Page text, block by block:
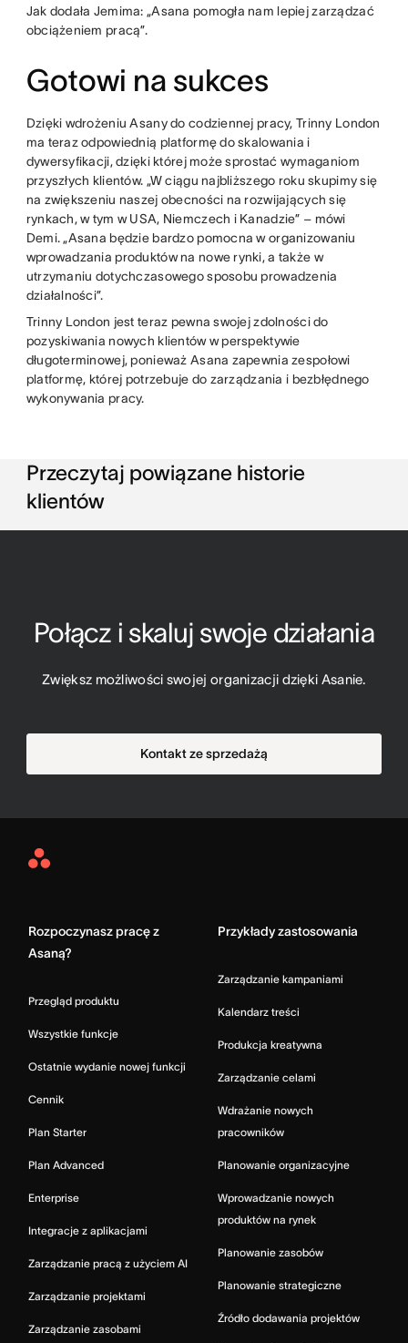
Jak dodała Jemima: „Asana pomogła nam lepiej zarządzać
obciążeniem pracą”.
Gotowi na sukces
Dzięki wdrożeniu Asany do codziennej pracy, Trinny London
ma teraz odpowiednią platformę do skalowania i
dywersyfikacji, dzięki której może sprostać wymaganiom
przyszłych klientów. „W ciągu najbliższego roku skupimy się
na zwiększeniu naszej obecności na rozwijających się
rynkach, w tym w USA, Niemczech i Kanadzie” – mówi
Demi. „Asana będzie bardzo pomocna w organizowaniu
wprowadzania produktów na nowe rynki, a także w
utrzymaniu dotychczasowego sposobu prowadzenia
działalności”.
Trinny London jest teraz pewna swojej zdolności do
pozyskiwania nowych klientów w perspektywie
długoterminowej, ponieważ Asana zapewnia zespołowi
platformę, której potrzebuje do zarządzania i bezbłędnego
wykonywania pracy.
Przeczytaj powiązane historie
klientów
Połącz i skaluj swoje działania
Zwiększ możliwości swojej organizacji dzięki Asanie.
Kontakt ze sprzedażą
Asana
Rozpoczynasz pracę z
Asaną?
Przegląd produktu
Wszystkie funkcje
Ostatnie wydanie nowej funkcji
Cennik
Plan Starter
Plan Advanced
Enterprise
Integracje z aplikacjami
Zarządzanie pracą z użyciem AI
Zarządzanie projektami
Zarządzanie zasobami
Przykłady zastosowania
Zarządzanie kampaniami
Kalendarz treści
Produkcja kreatywna
Zarządzanie celami
Wdrażanie nowych
pracowników
Planowanie organizacyjne
Wprowadzanie nowych
produktów na rynek
Planowanie zasobów
Planowanie strategiczne
Źródło dodawania projektów